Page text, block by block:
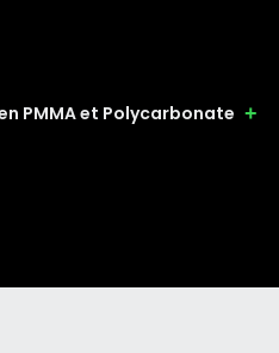
PMMA et Polycarbonate